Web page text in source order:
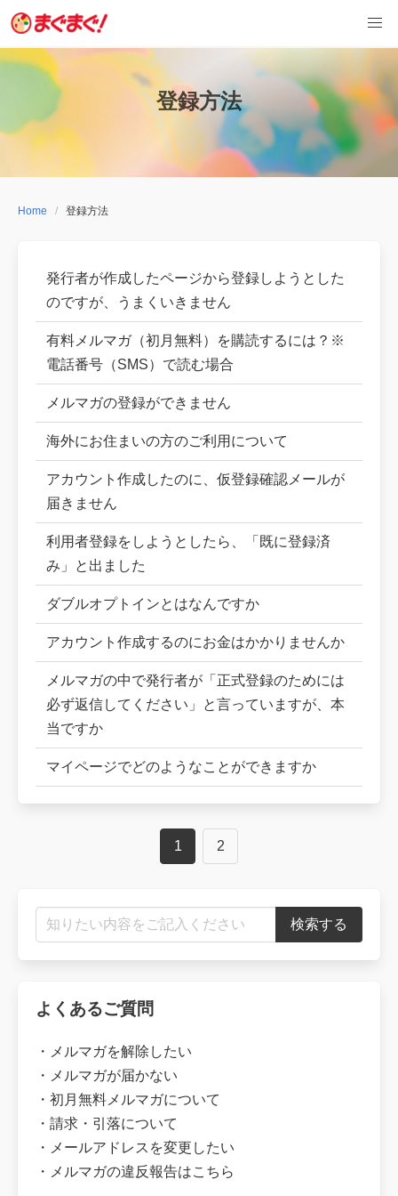
Skip
content
登録方法
Home 登録方法
発行者が作成したページから登録しようとした
のですが、うまくいきません
有料メルマガ（初月無料）を購読するには？※
電話番号（SMS）で読む場合
メルマガの登録ができません
海外にお住まいの方のご利用について
アカウント作成したのに、仮登録確認メールが
届きません
利用者登録をしようとしたら、「既に登録済
み」と出ました
ダブルオプトインとはなんですか
アカウント作成するのにお金はかかりませんか
メルマガの中で発行者が「正式登録のためには
必ず返信してください」と言っていますが、本
当ですか
マイページでどのようなことができますか
1 2
よくあるご質問
・ メルマガを解除したい
・ メルマガが届かない
・ 初月無料メルマガについて
・ 請求・引落について
・ メールアドレスを変更したい
・ メルマガの違反報告はこちら